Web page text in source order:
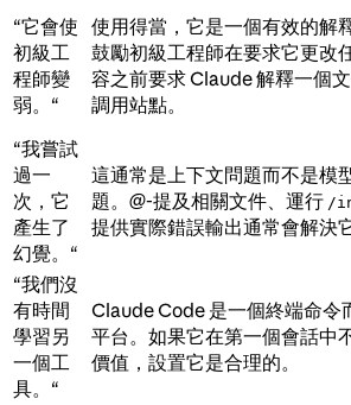
“它會使
初級工
程師變
弱。“
使用得當，它是一個有效的解
鼓勵初級工程師在要求它更改
容之前要求 Claude 解釋一個
調用站點。
“我嘗試
過一
次，它
產生了
幻覺。“
這通常是上下文問題而不是模
題。@-提及相關文件、運行 /
提供實際錯誤輸出通常會解決它
“我們沒
有時間
學習另
一個工
具。“
Claude Code 是一個終端命令
平台。如果它在第一個會話中
價值，設置它是合理的。